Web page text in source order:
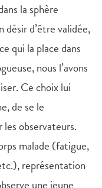
la sphère
désir d’être validée,
qui la place dans
nous l’avons
Ce choix lui
de se le
observateurs.
malade (fatigue,
représentation